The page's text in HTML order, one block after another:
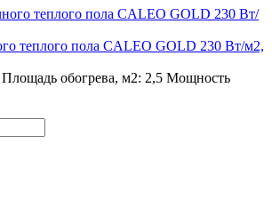
теплого пола CALEO GOLD 230 Вт/м2,
Площадь обогрева, м2: 2,5 Мощность